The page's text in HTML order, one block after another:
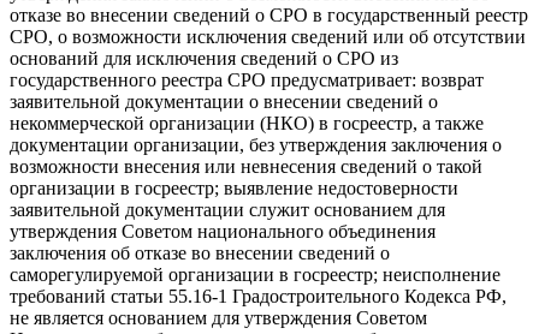
отказе во внесении сведений о СРО в государственный реестр
СРО, о возможности исключения сведений или об отсутствии
оснований для исключения сведений о СРО из
государственного реестра СРО предусматривает: возврат
заявительной документации о внесении сведений о
некоммерческой организации (НКО) в госреестр, а также
документации организации, без утверждения заключения о
возможности внесения или невнесения сведений о такой
организации в госреестр; выявление недостоверности
заявительной документации служит основанием для
утверждения Советом национального объединения
заключения об отказе во внесении сведений о
саморегулируемой организации в госреестр; неисполнение
требований статьи 55.16-1 Градостроительного Кодекса РФ,
не является основанием для утверждения Советом